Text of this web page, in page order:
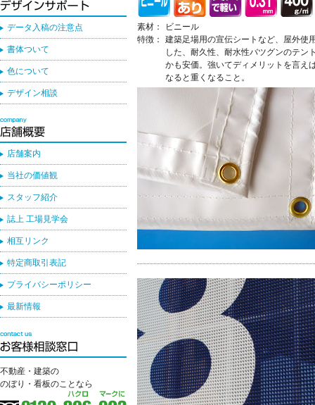
素材：
特徴：
ビニール
建築足場用の宣伝シートなど、屋外使
した、耐久性、耐水性バツグンのテン
かも安価。強いてディメリットを言え
なると重くなること。
データ入稿の注意点
書体ついて
色について
デザイン相談
店舗案内
当社の価値観
スタッフ紹介
誌上 工場見学会
相互リンク
特定商取引表記
プライバシーポリシー
最新情報
不動産・建築の
のぼり・看板のことなら